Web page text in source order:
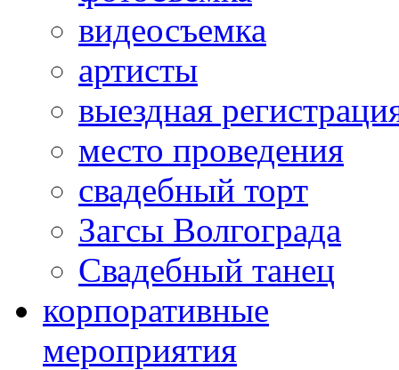
видеосъемка
артисты
выездная
место проведения
свадебный торт
Загсы Волгограда
Свадебный танец
корпоративные
мероприятия